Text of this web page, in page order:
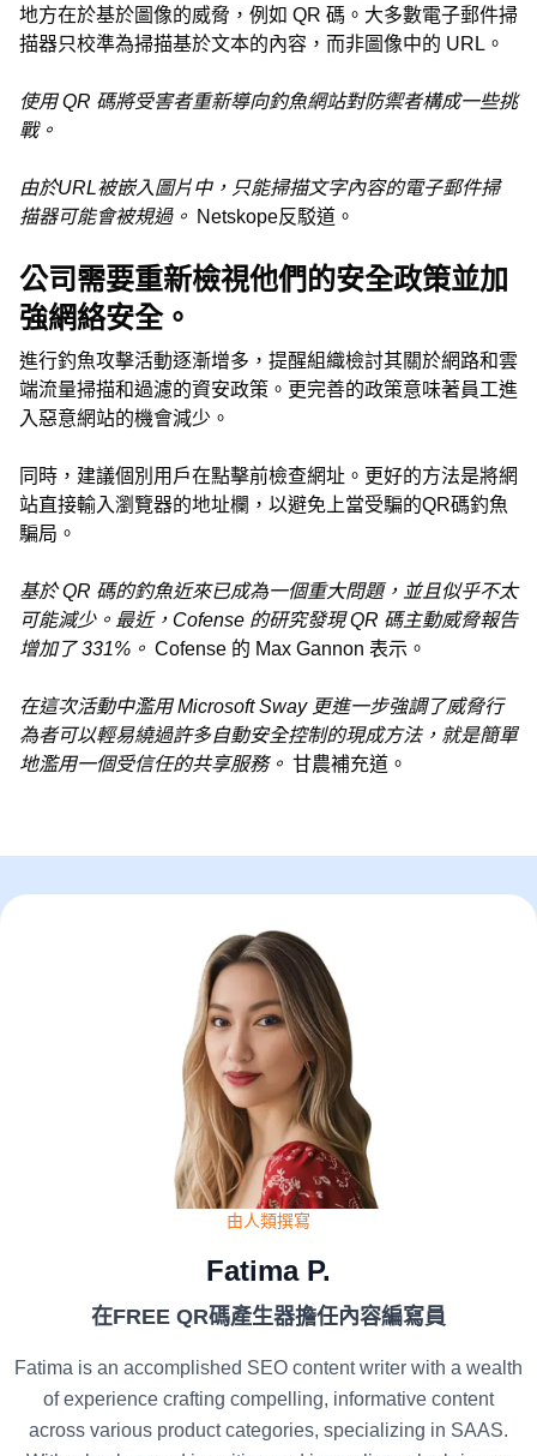
地方在於基於圖像的威脅，例如 QR 碼。大多數電子郵件掃
描器只校準為掃描基於文本的內容，而非圖像中的 URL。
使用 QR 碼將受害者重新導向釣魚網站對防禦者構成一些挑
戰。
由於URL被嵌入圖片中，只能掃描文字內容的電子郵件掃
描器可能會被規過。 Netskope反駁道。
公司需要重新檢視他們的安全政策並加
強網絡安全。
進行釣魚攻擊活動逐漸增多，提醒組織檢討其關於網路和雲
端流量掃描和過濾的資安政策。更完善的政策意味著員工進
入惡意網站的機會減少。
同時，建議個別用戶在點擊前檢查網址。更好的方法是將網
站直接輸入瀏覽器的地址欄，以避免上當受騙的QR碼釣魚
騙局。
基於 QR 碼的釣魚近來已成為一個重大問題，並且似乎不太
可能減少。最近，Cofense 的研究發現 QR 碼主動威脅報告
增加了 331%。 Cofense 的 Max Gannon 表示。
在這次活動中濫用 Microsoft Sway 更進一步強調了威脅行
為者可以輕易繞過許多自動安全控制的現成方法，就是簡單
地濫用一個受信任的共享服務。 甘農補充道。
由人類撰寫
Fatima P.
在FREE QR碼產生器擔任內容編寫員
Fatima is an accomplished SEO content writer with a wealth
of experience crafting compelling, informative content
across various product categories, specializing in SAAS.